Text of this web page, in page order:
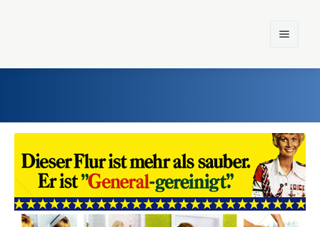
Home
Einst und Heute
Marken